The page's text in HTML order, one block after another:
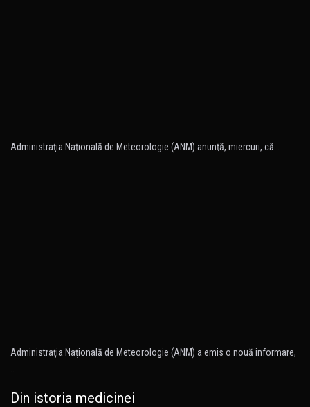
Administraţia Naţională de Meteorologie (ANM) anunţă, miercuri, că…
Administraţia Naţională de Meteorologie (ANM) a emis o nouă informare,
Din istoria medicinei